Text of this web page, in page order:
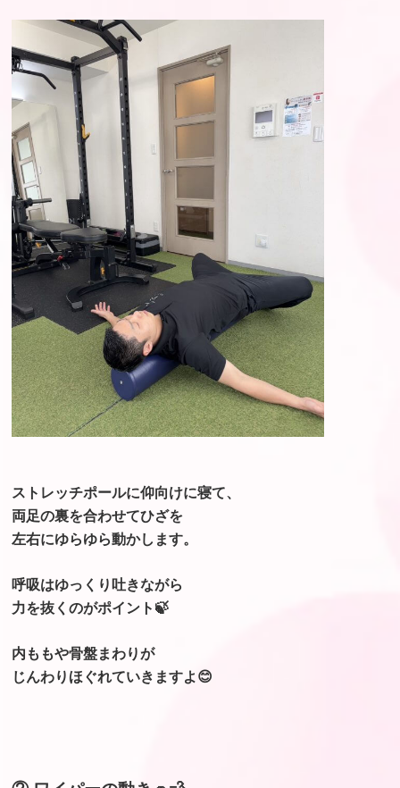
ストレッチポールに仰向けに寝て、
両足の裏を合わせてひざを
左右にゆらゆら動かします。
呼吸はゆっくり吐きながら
力を抜くのがポイント🍃
内ももや骨盤まわりが
じんわりほぐれていきますよ😊